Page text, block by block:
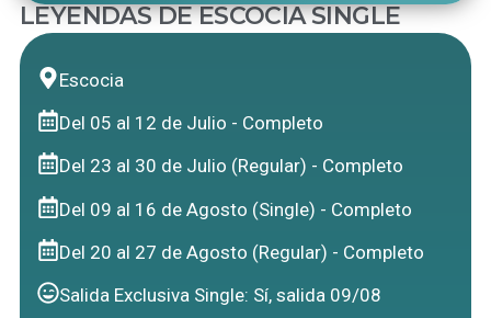
LEYENDAS DE ESCOCIA SINGLE
Escocia
Del 05 al 12 de Julio - Completo
Del 23 al 30 de Julio (Regular) - Completo
Del 09 al 16 de Agosto (Single) - Completo
Del 20 al 27 de Agosto (Regular) - Completo
Salida Exclusiva Single: Sí, salida 09/08